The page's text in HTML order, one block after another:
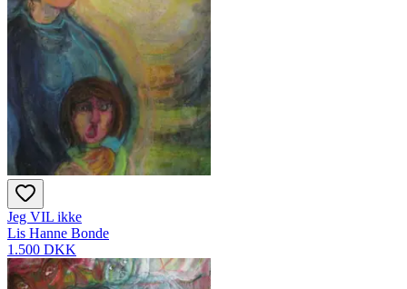
Jeg VIL ikke
Lis Hanne Bonde
1.500 DKK